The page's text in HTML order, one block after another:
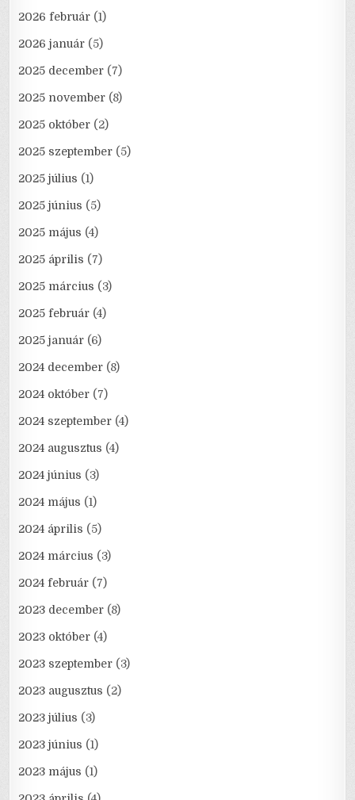
2026 február (1)
2026 január (5)
2025 december (7)
2025 november (8)
2025 október (2)
2025 szeptember (5)
2025 július (1)
2025 június (5)
2025 május (4)
2025 április (7)
2025 március (3)
2025 február (4)
2025 január (6)
2024 december (8)
2024 október (7)
2024 szeptember (4)
2024 augusztus (4)
2024 június (3)
2024 május (1)
2024 április (5)
2024 március (3)
2024 február (7)
2023 december (8)
2023 október (4)
2023 szeptember (3)
2023 augusztus (2)
2023 július (3)
2023 június (1)
2023 május (1)